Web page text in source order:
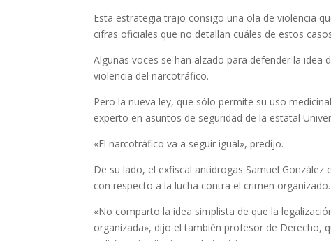
Esta estrategia trajo consigo una ola de violencia
cifras oficiales que no detallan cuáles de estos
Algunas voces se han alzado para defender la idea
violencia del narcotráfico.
Pero la nueva ley, que sólo permite su uso
experto en asuntos de seguridad de la estatal
«El narcotráfico va a seguir igual», predijo.
De su lado, el exfiscal antidrogas Samuel
con respecto a la lucha contra el crimen organizado.
«No comparto la idea simplista de que la
organizada», dijo el también profesor de Derecho,